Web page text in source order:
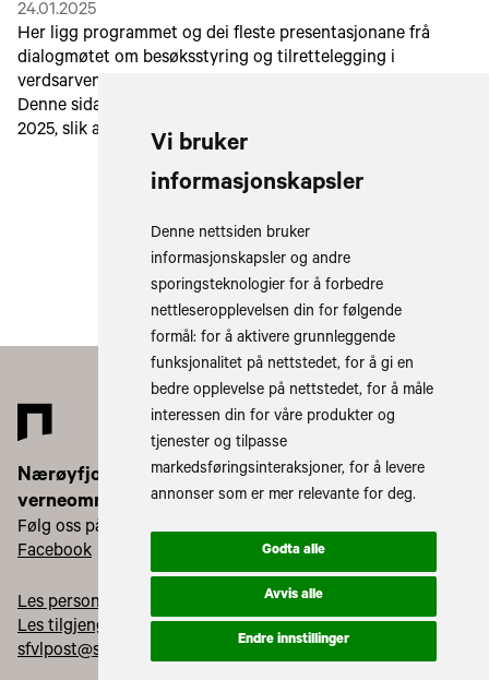
Vi bruker
informasjonskapsler
Denne nettsiden bruker
informasjonskapsler og andre
sporingsteknologier for å forbedre
nettleseropplevelsen din for følgende
formål: for å aktivere grunnleggende
funksjonalitet på nettstedet, for å gi en
bedre opplevelse på nettstedet, for å måle
interessen din for våre produkter og
tjenester og tilpasse
markedsføringsinteraksjoner, for å levere
annonser som er mer relevante for deg.
Godta alle
Avvis alle
Endre innstillinger
24.01.2025
Her ligg programmet og dei fleste presentasjonane frå
dialogmøtet om besøksstyring og tilrettelegging i
verdsarven som vart gjennomført 12. desember 2024.
Denne sida vil vere tilgjengeleg i 14 dagar, til 7. februar
2025, slik at dei som ynskjer får lasta ned presentasjonane.
Nærøyfjorden
verneområdestyre
Følg oss på:
Facebook
Les personvernerklæringa vår
Les tilgjengelegheitserklæring vår
sfvlpost@statsforvalteren.no